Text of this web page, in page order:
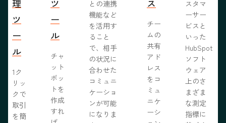
理
ツ
ー
ル
1ク
リッ
クで
取引
を簡
ツ
ー
ル
チャ
ット
ボッ
トを
作成
すれ
との連携
機能など
を活用す
ること
で、相手
の状況に
合わせた
コミュニ
ケーショ
ンが可能
になりま
ス
チー
ムの
共有
アド
レス
をコ
ミュ
ニケ
ーシ
スタマ
ーサー
ビスと
いった
HubSpot
ソフト
ウェア
上のさ
まざま
な測定
指標に